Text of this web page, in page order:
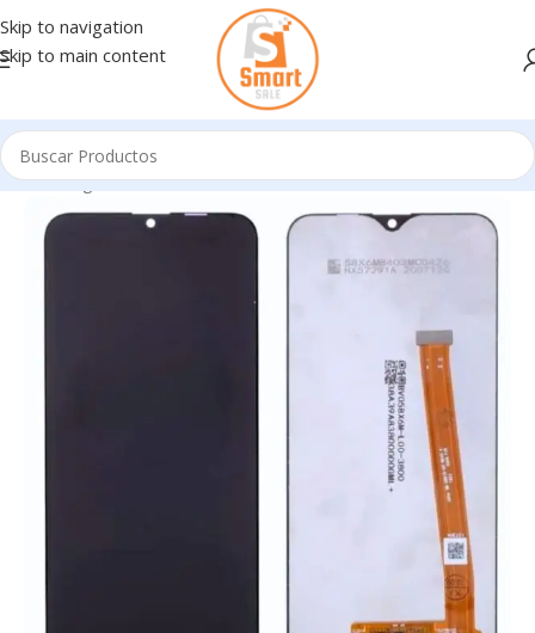
Skip to navigation
Skip to main content
Inicio/Ingresando